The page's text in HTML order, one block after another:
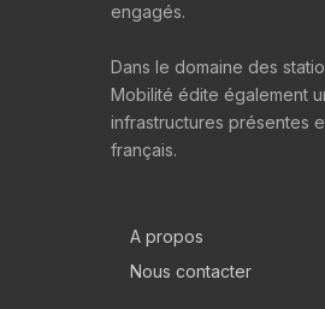
engagés.
Dans le domaine des
Mobilité édite également
infrastructures présentes
français.
A propos
Nous contacter